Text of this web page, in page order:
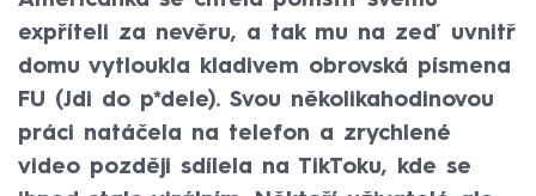
expříteli za nevěru, a tak mu na zeď uvnitř
domu vytloukla kladivem obrovská písmena
FU (Jdi do p*dele). Svou několikahodinovou
práci natáčela na telefon a zrychlené
video později sdílela na TikToku, kde se